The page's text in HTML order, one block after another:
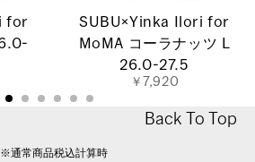
for
SUBU×Yinka Ilori for
MoMA コーラナッツ L
26.0-27.5
￥7,920
Back To Top
※通常商品税込計算時